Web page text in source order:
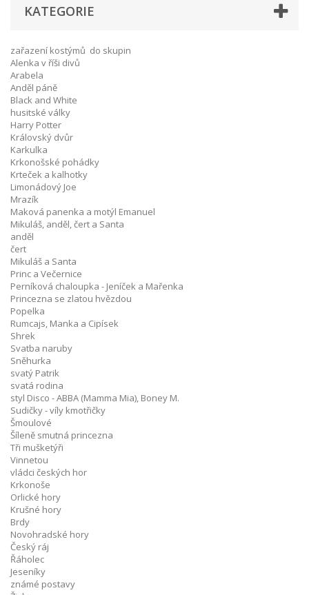
KATEGORIE
zařazení kostýmů do skupin
Alenka v říši divů
Arabela
Anděl páně
Black and White
husitské války
Harry Potter
Královský dvůr
Karkulka
Krkonošské pohádky
Krteček a kalhotky
Limonádový Joe
Mrazík
Maková panenka a motýl Emanuel
Mikuláš, anděl, čert a Santa
anděl
čert
Mikuláš a Santa
Princ a Večernice
Perníková chaloupka - Jeníček a Mařenka
Princezna se zlatou hvězdou
Popelka
Rumcajs, Manka a Cipísek
Shrek
Svatba naruby
Sněhurka
svatý Patrik
svatá rodina
styl Disco - ABBA (Mamma Mia), Boney M.
Sudičky - víly kmotřičky
Šmoulové
Šíleně smutná princezna
Tři mušketýři
Vinnetou
vládci českých hor
Krkonoše
Orlické hory
Krušné hory
Brdy
Novohradské hory
Český ráj
Řáholec
Jeseníky
známé postavy